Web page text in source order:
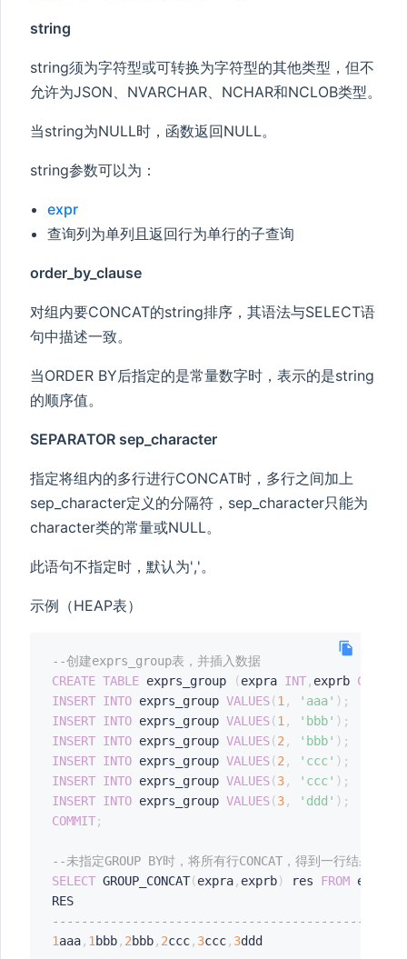
string
string须为字符型或可转换为字符型的其他类型，但不
允许为JSON、NVARCHAR、NCHAR和NCLOB类型。
当string为NULL时，函数返回NULL。
string参数可以为：
expr
查询列为单列且返回行为单行的子查询
order_by_clause
对组内要CONCAT的string排序，其语法与SELECT语
句中描述一致。
当ORDER BY后指定的是常量数字时，表示的是string
的顺序值。
SEPARATOR sep_character
指定将组内的多行进行CONCAT时，多行之间加上
sep_character定义的分隔符，sep_character只能为
character类的常量或NULL。
此语句不指定时，默认为','。
示例（HEAP表）
--创建exprs_group表，并插入数据
CREATE TABLE exprs_group (expra INT, exprb CHAR
INSERT INTO exprs_group VALUES(1, 'aaa' ) ;
INSERT INTO exprs_group VALUES(1, 'bbb' ) ;
INSERT INTO exprs_group VALUES(2, 'bbb' ) ;
INSERT INTO exprs_group VALUES(2, 'ccc' ) ;
INSERT INTO exprs_group VALUES(3, 'ccc' ) ;
INSERT INTO exprs_group VALUES(3, 'ddd' ) ;
COMMIT;
--未指定GROUP BY时，将所有行CONCAT，得到一行结果
SELECT GROUP_CONCAT(expra, exprb) res FROM
1aaa, 1bbb, 2bbb, 2ccc, 3ccc, 3